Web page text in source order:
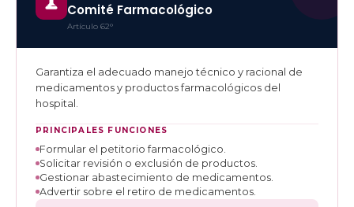
Comité Farmacológico
Artículo 62°
Garantiza el adecuado manejo técnico y racional de
medicamentos y productos farmacológicos del
hospital.
PRINCIPALES FUNCIONES
Formular el petitorio farmacológico.
Solicitar revisión o exclusión de productos.
Gestionar abastecimiento de medicamentos.
Advertir sobre el retiro de medicamentos.